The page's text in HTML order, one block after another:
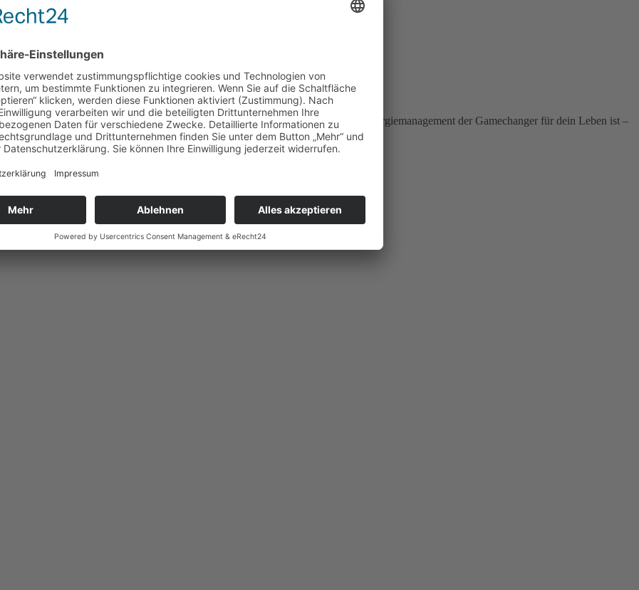
deine Energie. Ich teile mit dir, warum nicht Zeitmanagement, sondern Energiemanagement der Gamechanger für dein Leben ist –
von mir drei einfache